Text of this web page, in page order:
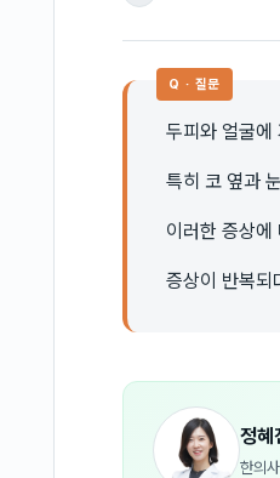
Q · 질문
두피와 얼굴에
특히 코 옆과
이러한 증상에
증상이 반복되
정혜
한의사